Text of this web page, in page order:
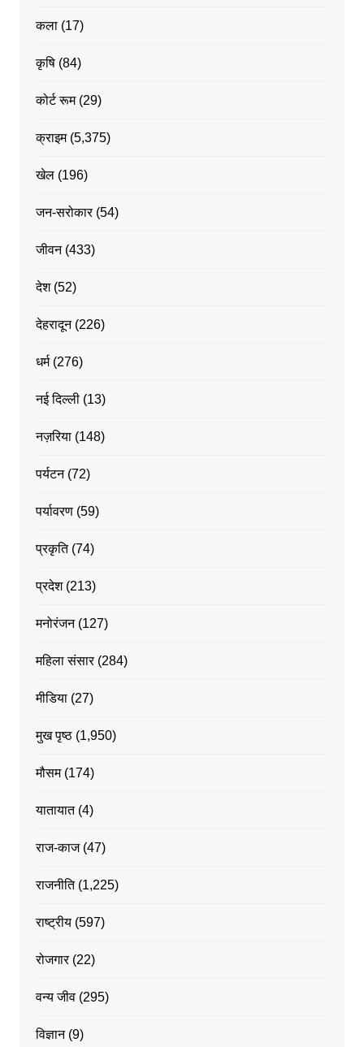
कला(17)
कृषि(84)
कोर्ट रूम(29)
क्राइम(5,375)
खेल(196)
जन-सरोकार(54)
जीवन(433)
देश(52)
देहरादून(226)
धर्म(276)
नई दिल्ली(13)
नज़रिया(148)
पर्यटन(72)
पर्यावरण(59)
प्रकृति(74)
प्रदेश(213)
मनोरंजन(127)
महिला संसार(284)
मीडिया(27)
मुख पृष्ठ(1,950)
मौसम(174)
यातायात(4)
राज-काज(47)
राजनीति(1,225)
राष्ट्रीय(597)
रोजगार(22)
वन्य जीव(295)
विज्ञान(9)